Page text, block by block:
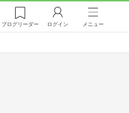
ブログリーダー ログイン メニュー